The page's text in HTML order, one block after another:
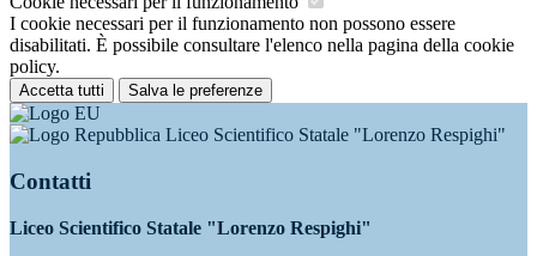
I cookie necessari per il funzionamento non possono essere
disabilitati. È possibile consultare l'elenco nella pagina della cookie
policy.
Accetta tutti Salva le preferenze
Liceo Scientifico Statale "Lorenzo Respighi"
Contatti
Liceo Scientifico Statale "Lorenzo Respighi"